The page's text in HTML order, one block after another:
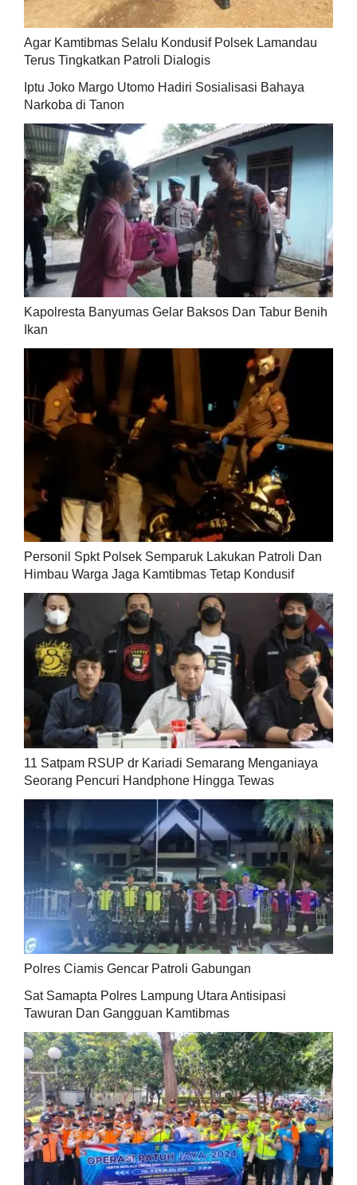
Agar Kamtibmas Selalu Kondusif Polsek Lamandau
Terus Tingkatkan Patroli Dialogis
Iptu Joko Margo Utomo Hadiri Sosialisasi Bahaya
Narkoba di Tanon
Kapolresta Banyumas Gelar Baksos Dan Tabur Benih
Ikan
Personil Spkt Polsek Semparuk Lakukan Patroli Dan
Himbau Warga Jaga Kamtibmas Tetap Kondusif
11 Satpam RSUP dr Kariadi Semarang Menganiaya
Seorang Pencuri Handphone Hingga Tewas
Polres Ciamis Gencar Patroli Gabungan
Sat Samapta Polres Lampung Utara Antisipasi
Tawuran Dan Gangguan Kamtibmas